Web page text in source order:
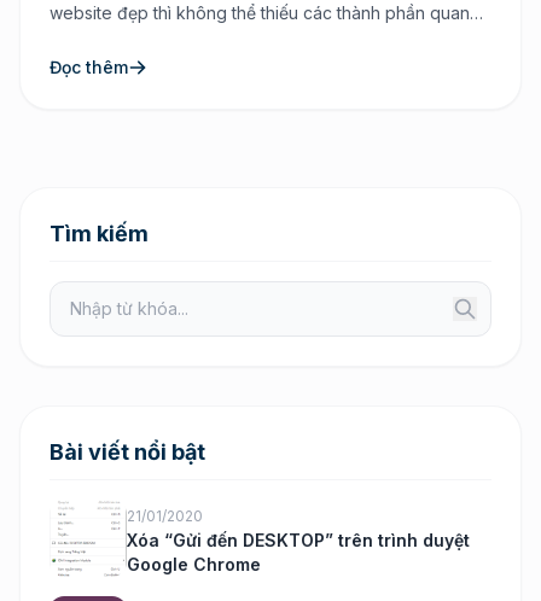
website đẹp thì không thể thiếu các thành phần quan
cập tới website. Nếu như bạn đang sử dụng mã nguồn
Đọc thêm
Tìm kiếm
Bài viết nổi bật
21/01/2020
Xóa “Gửi đến DESKTOP” trên trình duyệt
Google Chrome